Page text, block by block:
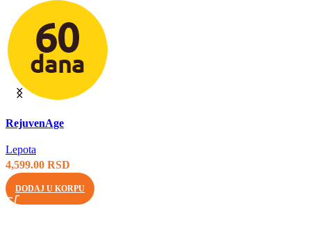
RejuvenAge
Lepota
4,599.00 RSD
DODAJ U KORPU